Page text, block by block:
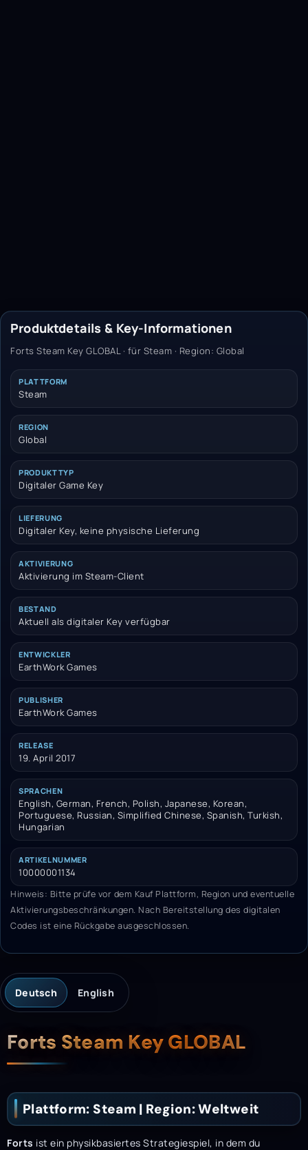
Produktdetails & Key-Informationen
Forts Steam Key GLOBAL · für Steam · Region: Global
PLATTFORM
Steam
REGION
Global
PRODUKTTYP
Digitaler Game Key
LIEFERUNG
Digitaler Key, keine physische Lieferung
AKTIVIERUNG
Aktivierung im Steam-Client
BESTAND
Aktuell als digitaler Key verfügbar
ENTWICKLER
EarthWork Games
PUBLISHER
EarthWork Games
RELEASE
19. April 2017
SPRACHEN
English, German, French, Polish, Japanese, Korean,
Portuguese, Russian, Simplified Chinese, Spanish, Turkish,
Hungarian
ARTIKELNUMMER
10000001134
Hinweis: Bitte prüfe vor dem Kauf Plattform, Region und eventuelle
Aktivierungsbeschränkungen. Nach Bereitstellung des digitalen
Codes ist eine Rückgabe ausgeschlossen.
Deutsch English
Beschreibung
Forts Steam Key GLOBAL
Plattform: Steam | Region: Weltweit
Forts ist ein physikbasiertes Strategiespiel, in dem du